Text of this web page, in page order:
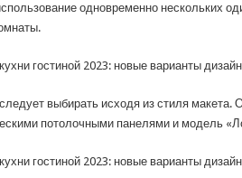
одновременно нескольких
выбирать исходя из стиля
потолочными панелями и модель